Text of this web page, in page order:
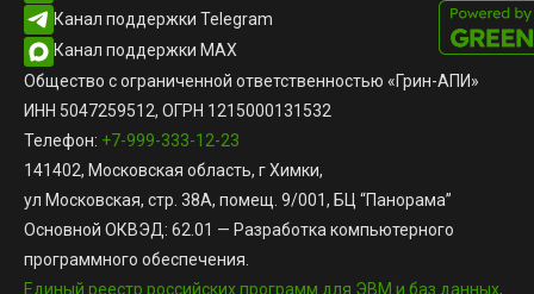
Канал поддержки Telegram
Канал поддержки MAX
Общество с ограниченной ответственностью «Грин-АПИ»
ИНН 5047259512, ОГРН 1215000131532
Телефон: +7-999-333-12-23
141402, Московская область, г Химки,
ул Московская, стр. 38А, помещ. 9/001, БЦ “Панорама”
Основной ОКВЭД: 62.01 — Разработка компьютерного
программного обеспечения.
Единый реестр российских программ для ЭВМ и баз данных,